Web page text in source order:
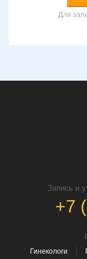
Для
Запись и
+7
Гинекологи